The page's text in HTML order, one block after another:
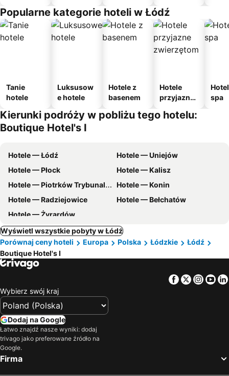
Popularne kategorie hoteli w Łódź
Tanie
hotele
Luksusow
e hotele
Hotele z
basenem
Hotele
przyjazne
m
spa
Kierunki podróży w pobliżu tego hotelu:
Boutique Hotel's I
Hotele — Łódź
Hotele — Uniejów
Hotele — Płock
Hotele — Kalisz
Hotele — Piotrków Trybunalski
Hotele — Konin
Hotele — Radziejowice
Hotele — Bełchatów
Hotele — Żyrardów
Wyświetl wszystkie pobyty w Łódź
Porównaj ceny hoteli
Europa Polska Łódzkie
Łódź
Boutique Hotel's I
Facebook
Twitter
Wybierz swój kraj
Dodaj na Google
Łatwo znajdź nasze wyniki: dodaj
trivago jako preferowane źródło na
Google.
Firma